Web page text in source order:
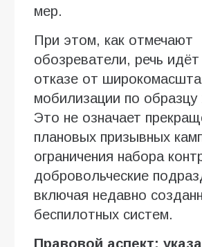
мер.
При этом, как отмечают
обозреватели, речь
отказе от
мобилизации по образцу
Это не означает
плановых призывных
ограничения набора
добровольческие
включая недавно
беспилотных систем.
Правовой аспект: